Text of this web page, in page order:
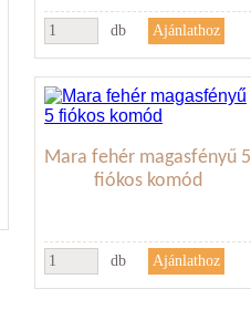
db
Mara fehér magasfényű 5
fiókos komód
db